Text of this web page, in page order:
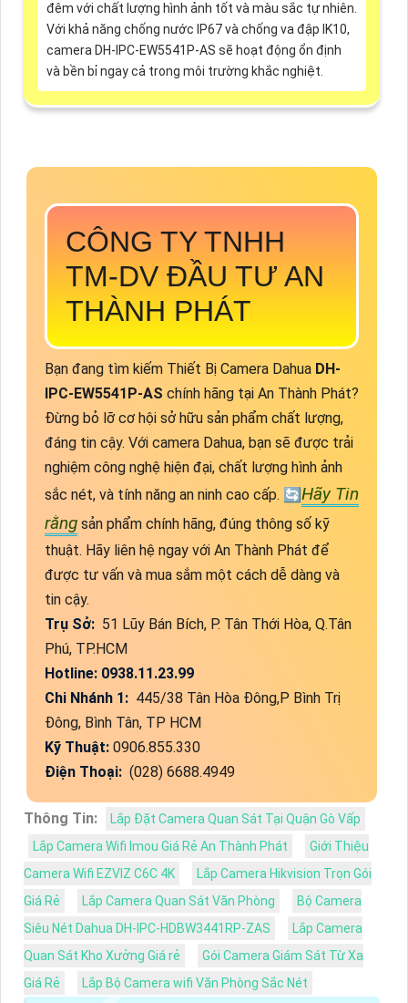
đêm với chất lượng hình ảnh tốt và màu sắc tự nhiên.
Với khả năng chống nước IP67 và chống va đập IK10,
camera DH-IPC-EW5541P-AS sẽ hoạt động ổn định
và bền bỉ ngay cả trong môi trường khắc nghiệt.
CÔNG TY TNHH
TM-DV ĐẦU TƯ AN
THÀNH PHÁT
Bạn đang tìm kiếm Thiết Bị Camera Dahua DH-
IPC-EW5541P-AS chính hãng tại An Thành Phát?
Đừng bỏ lỡ cơ hội sở hữu sản phẩm chất lượng,
đáng tin cậy. Với camera Dahua, bạn sẽ được trải
nghiệm công nghệ hiện đại, chất lượng hình ảnh
sắc nét, và tính năng an ninh cao cấp. 🔄Hãy Tin
rằng sản phẩm chính hãng, đúng thông số kỹ
thuật. Hãy liên hệ ngay với An Thành Phát để
được tư vấn và mua sắm một cách dễ dàng và
tin cậy.
Trụ Sở: 51 Lũy Bán Bích, P. Tân Thới Hòa, Q.Tân
Phú, TP.HCM
Hotline: 0938.11.23.99
Chi Nhánh 1: 445/38 Tân Hòa Đông,P Bình Trị
Đông, Bình Tân, TP HCM
Kỹ Thuật: 0906.855.330
Điện Thoại: (028) 6688.4949
Thông Tin:
Lắp Đặt Camera Quan Sát Tại Quận Gò Vấp
Lắp Camera Wifi Imou Giá Rẻ An Thành Phát
Giới Thiệu
Camera Wifi EZVIZ C6C 4K
Lắp Camera Hikvision Trọn Gói
Giá Rẻ
Lắp Camera Quan Sát Văn Phòng
Bộ Camera
Siêu Nét Dahua DH-IPC-HDBW3441RP-ZAS
Lắp Camera
Quan Sát Kho Xưởng Giá rẻ
Gói Camera Giám Sát Từ Xa
Giá Rẻ
Lắp Bộ Camera wifi Văn Phòng Sắc Nét